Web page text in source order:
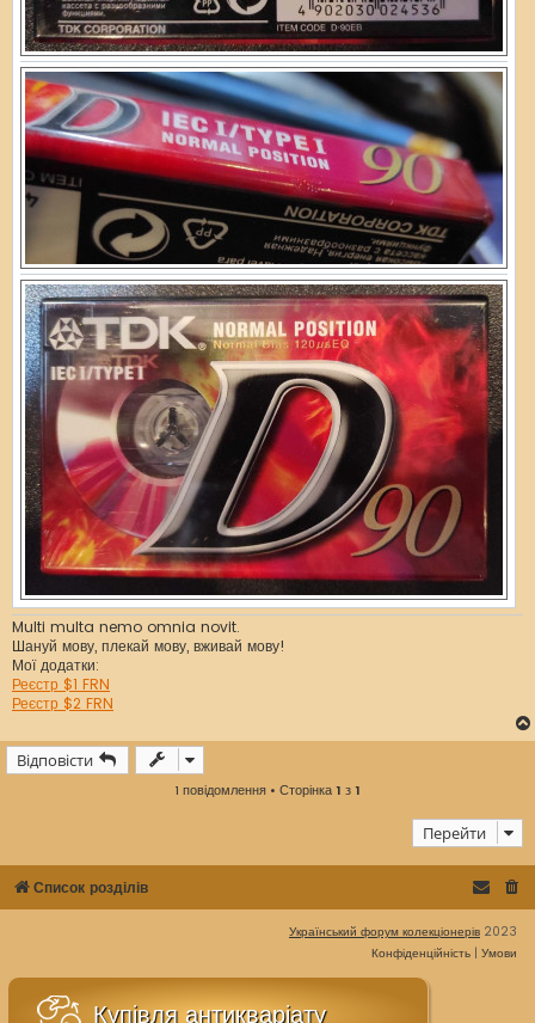
Multi multa nemo omnia novit.
Шануй мову, плекай мову, вживай мову!
Мої додатки:
Реєстр $1 FRN
Реєстр $2 FRN
Відповісти
1 повідомлення • Сторінка1 з1
Перейти
Список розділів
Український форум колекціонерів 2023
Конфіденційність | Умови
Купівля антикваріату